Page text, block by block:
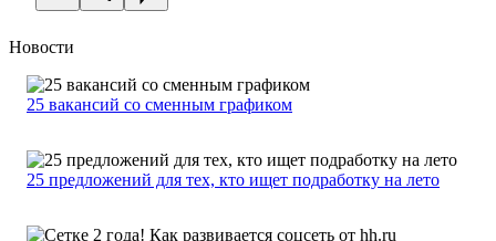
Новости
25 вакансий со сменным графиком
25 предложений для тех, кто ищет подработку на лето